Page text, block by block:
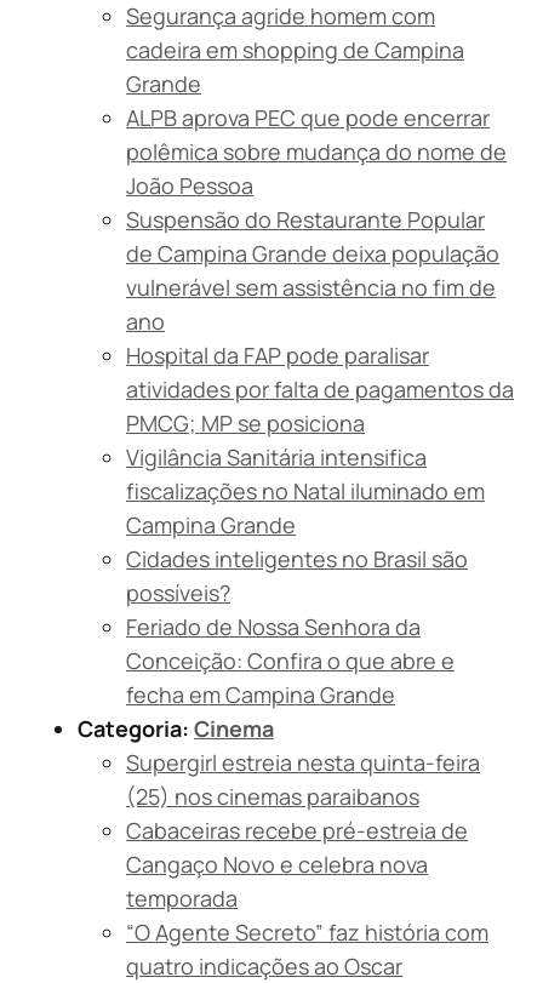
Segurança agride homem com
cadeira em shopping de Campina
Grande
ALPB aprova PEC que pode encerrar
polêmica sobre mudança do nome de
João Pessoa
Suspensão do Restaurante Popular
de Campina Grande deixa população
vulnerável sem assistência no fim de
ano
Hospital da FAP pode paralisar
atividades por falta de pagamentos da
PMCG; MP se posiciona
Vigilância Sanitária intensifica
fiscalizações no Natal iluminado em
Campina Grande
Cidades inteligentes no Brasil são
possíveis?
Feriado de Nossa Senhora da
Conceição: Confira o que abre e
fecha em Campina Grande
Categoria: Cinema
Supergirl estreia nesta quinta-feira
(25) nos cinemas paraibanos
Cabaceiras recebe pré-estreia de
Cangaço Novo e celebra nova
temporada
“O Agente Secreto” faz história com
quatro indicações ao Oscar